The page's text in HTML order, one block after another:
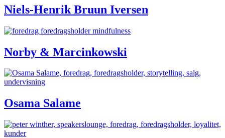
Niels-Henrik Bruun Iversen
Norby & Marcinkowski
Osama Salame